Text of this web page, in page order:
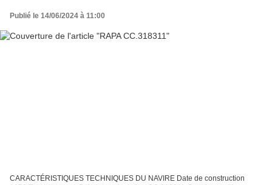
Publié le 14/06/2024 à 11:00
CARACTÉRISTIQUES TECHNIQUES DU NAVIRE Date de construction